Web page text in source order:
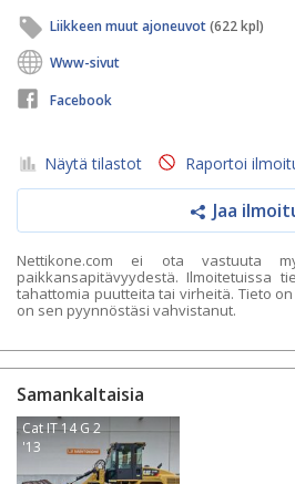
Liikkeen muut ajoneuvot(622 kpl)
Www-sivut
Facebook
Näytä tilastot Raportoi
Jaa
Nettikone.com ei ota vastuuta
paikkansapitävyydestä. Ilmoitetuissa
tahattomia puutteita tai virheitä. Tieto
on sen pyynnöstäsi vahvistanut.
Samankaltaisia
Cat IT 14 G 2
'13